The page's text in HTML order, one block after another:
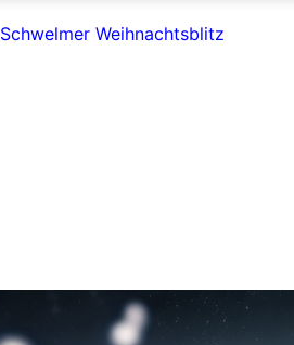
Schwelmer Weihnachtsblitz